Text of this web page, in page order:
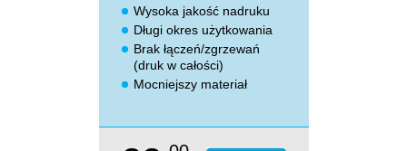
Wysoka jakość nadruku
Długi okres użytkowania
Brak łączeń/zgrzewań
(druk w całości)
Mocniejszy materiał